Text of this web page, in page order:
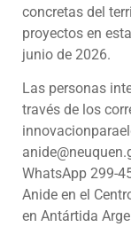
concretas del
proyectos en
junio de 2026.
Las personas
través de los
WhatsApp 299-
Anide en el
en Antártida